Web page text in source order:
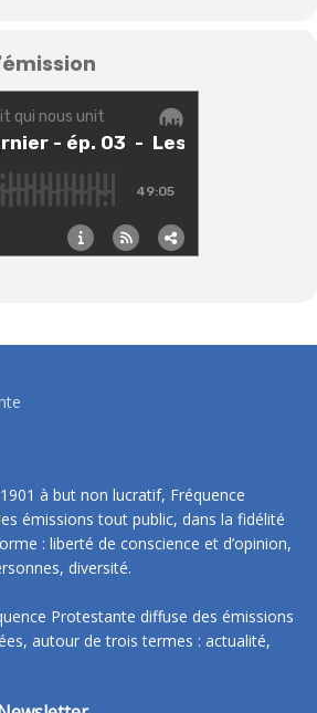
à but non lucratif, Fréquence
émissions tout public, dans la fidélité
: liberté de conscience et d’opinion,
diversité.
Protestante diffuse des émissions
autour de trois termes : actualité,